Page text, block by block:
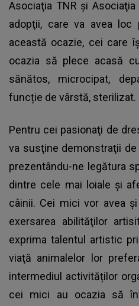
Asociaţia TNR şi
adopţii, care va avea loc
această ocazie, cei care
ocazia să plece acasă
sănătos, microcipat,
funcție de vârstă, sterilizat.
Pentru cei pasionaţi de
va susţine demonstraţii
prezentându-ne legătura
dintre cele mai loiale şi
câinii. Cei mici vor avea
exersarea abilităţilor
exprima talentul artistic
viaţă animalelor lor
intermediul activităților
cei mici au ocazia să